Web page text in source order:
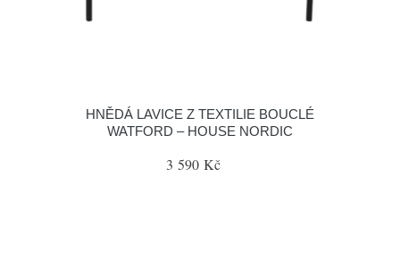
HNĚDÁ LAVICE Z TEXTILIE BOUCLÉ
WATFORD – HOUSE NORDIC
3 590 Kč